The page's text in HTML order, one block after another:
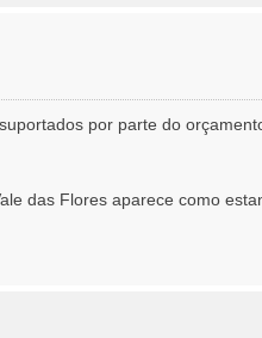
por parte do
das Flores aparece como